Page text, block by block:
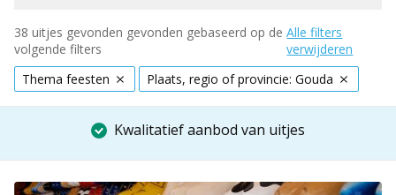
38 uitjes gevonden gevonden gebaseerd op de
volgende filters
Alle filters
verwijderen
Thema feesten
Plaats, regio of provincie: Gouda
Kwalitatief aanbod van uitjes